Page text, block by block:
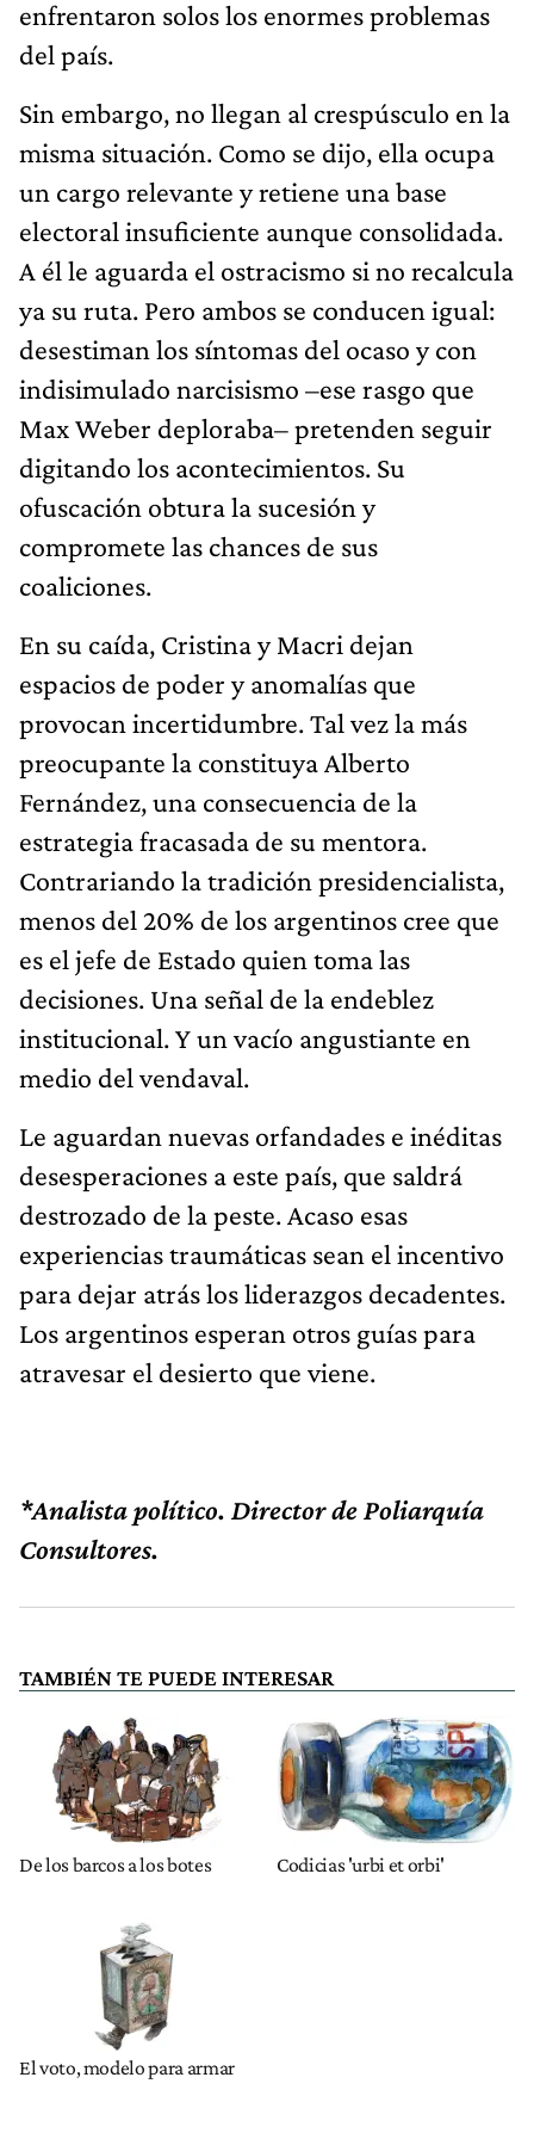
enfrentaron solos los enormes problemas
del país.
Sin embargo, no llegan al crespúsculo en la
misma situación. Como se dijo, ella ocupa
un cargo relevante y retiene una base
electoral insuficiente aunque consolidada.
A él le aguarda el ostracismo si no recalcula
ya su ruta. Pero ambos se conducen igual:
desestiman los síntomas del ocaso y con
indisimulado narcisismo –ese rasgo que
Max Weber deploraba– pretenden seguir
digitando los acontecimientos. Su
ofuscación obtura la sucesión y
compromete las chances de sus
coaliciones.
En su caída, Cristina y Macri dejan
espacios de poder y anomalías que
provocan incertidumbre. Tal vez la más
preocupante la constituya Alberto
Fernández, una consecuencia de la
estrategia fracasada de su mentora.
Contrariando la tradición presidencialista,
menos del 20% de los argentinos cree que
es el jefe de Estado quien toma las
decisiones. Una señal de la endeblez
institucional. Y un vacío angustiante en
medio del vendaval.
Le aguardan nuevas orfandades e inéditas
desesperaciones a este país, que saldrá
destrozado de la peste. Acaso esas
experiencias traumáticas sean el incentivo
para dejar atrás los liderazgos decadentes.
Los argentinos esperan otros guías para
atravesar el desierto que viene.
*Analista político. Director de Poliarquía
Consultores.
TAMBIÉN TE PUEDE INTERESAR
De los barcos a los botes Codicias 'urbi et orbi'
El voto, modelo para armar